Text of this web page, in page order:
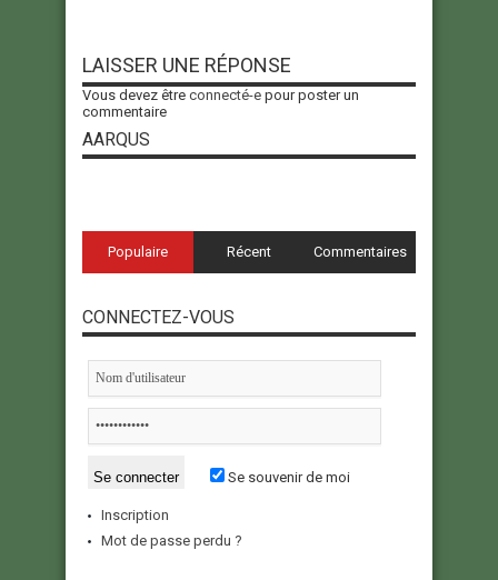
LAISSER UNE RÉPONSE
Vous devez être connecté-e pour poster un
commentaire
AARQUS
Populaire Récent Commentaires
CONNECTEZ-VOUS
Se souvenir de moi
Inscription
Mot de passe perdu ?